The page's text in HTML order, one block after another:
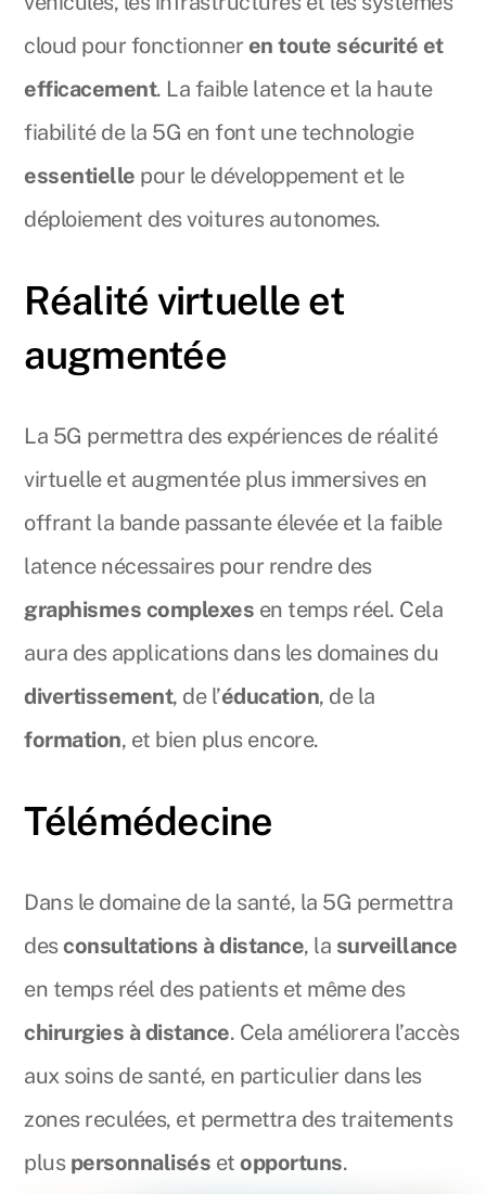
cloud pour fonctionner en toute sécurité et
efficacement. La faible latence et la haute
fiabilité de la 5G en font une technologie
essentielle pour le développement et le
déploiement des voitures autonomes.
Réalité virtuelle et
augmentée
La 5G permettra des expériences de réalité
virtuelle et augmentée plus immersives en
offrant la bande passante élevée et la faible
latence nécessaires pour rendre des
graphismes complexes en temps réel. Cela
aura des applications dans les domaines du
divertissement, de l’éducation, de la
formation, et bien plus encore.
Télémédecine
Dans le domaine de la santé, la 5G permettra
desconsultations à distance, la surveillance
en temps réel des patients et même des
chirurgies à distance. Cela améliorera l’accès
aux soins de santé, en particulier dans les
zones reculées, et permettra des traitements
plus personnalisés etopportuns.